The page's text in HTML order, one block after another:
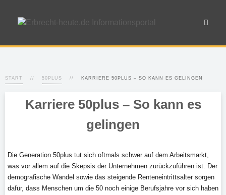
START 50PLUS KARRIERE 50PLUS – SO KANN ES GELINGEN
Karriere 50plus – So kann es
gelingen
Die Generation 50plus tut sich oftmals schwer auf dem Arbeitsmarkt,
was vor allem auf die Skepsis der Unternehmen zurückzuführen ist. Der
demografische Wandel sowie das steigende Renteneintrittsalter sorgen
dafür, dass Menschen um die 50 noch einige Berufsjahre vor sich haben